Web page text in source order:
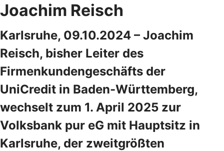
Joachim Reisch
Karlsruhe, 09.10.2024 – Joachim
Reisch, bisher Leiter des
Firmenkundengeschäfts der
UniCredit in Baden-Württemberg,
wechselt zum 1. April 2025 zur
Volksbank pur eG mit Hauptsitz in
Karlsruhe, der zweitgrößten